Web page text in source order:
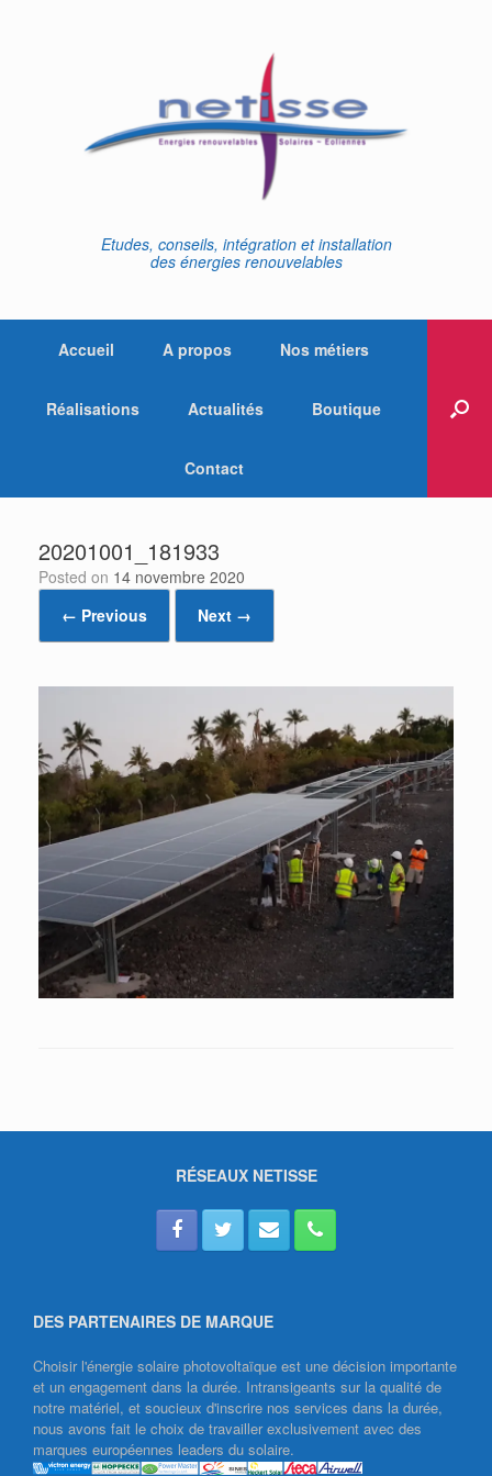
Etudes, conseils, intégration et installation
des énergies renouvelables
Accueil A propos Nos métiers
Réalisations Actualités Boutique
Contact
20201001_181933
Posted on 14 novembre 2020
← Previous
Next →
RÉSEAUX NETISSE
DES PARTENAIRES DE MARQUE
Choisir l'énergie solaire photovoltaïque est une décision importante
et un engagement dans la durée. Intransigeants sur la qualité de
notre matériel, et soucieux d'inscrire nos services dans la durée,
nous avons fait le choix de travailler exclusivement avec des
marques européennes leaders du solaire.